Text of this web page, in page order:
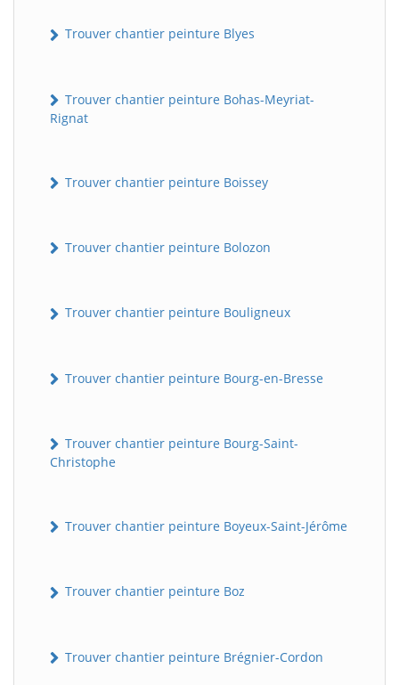
Trouver chantier peinture Blyes
Trouver chantier peinture Bohas-Meyriat-
Rignat
Trouver chantier peinture Boissey
Trouver chantier peinture Bolozon
Trouver chantier peinture Bouligneux
Trouver chantier peinture Bourg-en-Bresse
Trouver chantier peinture Bourg-Saint-
Christophe
Trouver chantier peinture Boyeux-Saint-Jérôme
Trouver chantier peinture Boz
Trouver chantier peinture Brégnier-Cordon